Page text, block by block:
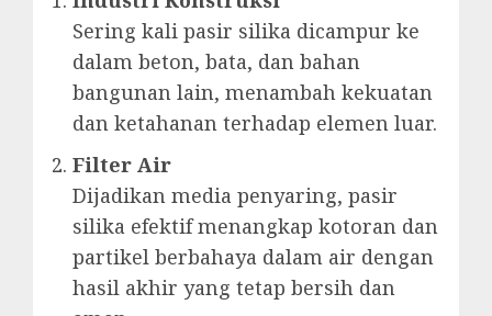
Sering kali pasir silika dicampur ke
dalam beton, bata, dan bahan
bangunan lain, menambah kekuatan
dan ketahanan terhadap elemen luar.
Filter Air
Dijadikan media penyaring, pasir
silika efektif menangkap kotoran dan
partikel berbahaya dalam air dengan
hasil akhir yang tetap bersih dan